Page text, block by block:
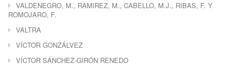
VALDENEGRO, M., RAMIREZ, M., CABELLO, M.J., RIBAS, F. Y
ROMOJARO, F.
VALTRA
VÍCTOR GONZÁLVEZ
VÍCTOR SÁNCHEZ-GIRÓN RENEDO